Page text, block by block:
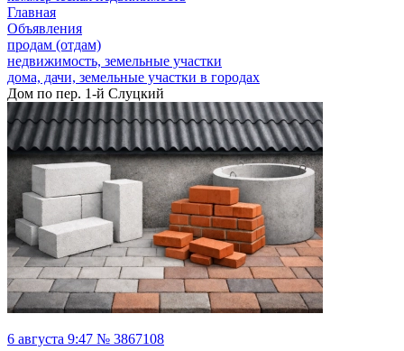
Главная
Объявления
продам (отдам)
недвижимость, земельные участки
дома, дачи, земельные участки в городах
Дом по пер. 1-й Слуцкий
6 августа 9:47 № 3867108